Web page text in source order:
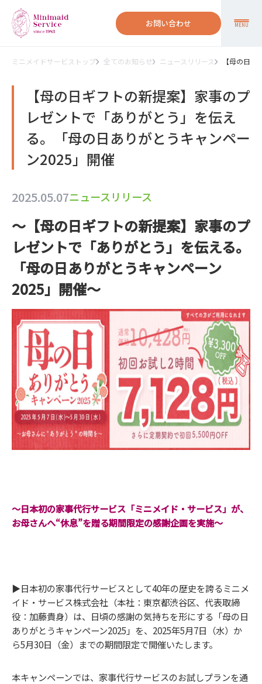
お問い合わせ MENU
ミニメイドサービストップ 全てのお知らせ ニュースリリース 【母の日
【母の日ギフトの新提案】家事のプ
レゼントで「ありがとう」を伝え
る。「母の日ありがとうキャンペー
ン2025」開催
2025.05.07ニュースリリース
～【母の日ギフトの新提案】家事のプ
レゼントで「ありがとう」を伝える。
「母の日ありがとうキャンペーン
2025」開催～
～日本初の家事代行サービス「ミニメイド・サービス」が、
お母さんへ“休息”を贈る期間限定の感謝企画を実施～
▶︎日本初の家事代行サービスとして40年の歴史を誇るミニメ
イド・サービス株式会社（本社：東京都渋谷区、代表取締
役：加藤貴身）は、日頃の感謝の気持ちを形にする「母の日
ありがとうキャンペーン2025」を、2025年5月7日（水）か
ら5月30日（金）までの期間限定で開催いたします。
本キャンペーンでは、家事代行サービスのお試しプランを通